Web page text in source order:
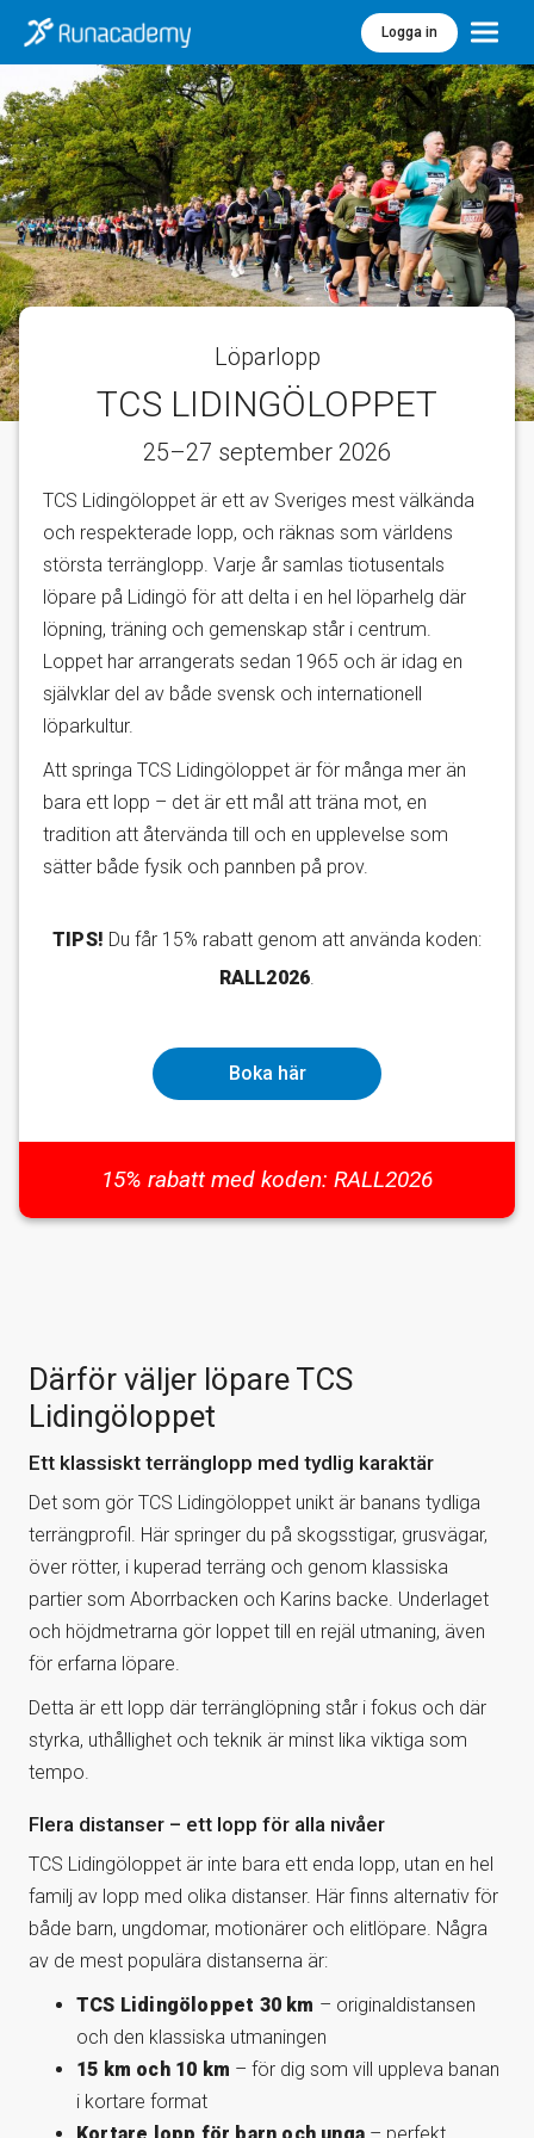
Logga in Meny
Löparlopp
TCS LIDINGÖLOPPET
25–27 september 2026
TCS Lidingöloppet är ett av Sveriges mest välkända
och respekterade lopp, och räknas som världens
största terränglopp. Varje år samlas tiotusentals
löpare på Lidingö för att delta i en hel löparhelg där
löpning, träning och gemenskap står i centrum.
Loppet har arrangerats sedan 1965 och är idag en
självklar del av både svensk och internationell
löparkultur.
Att springa TCS Lidingöloppet är för många mer än
bara ett lopp – det är ett mål att träna mot, en
tradition att återvända till och en upplevelse som
sätter både fysik och pannben på prov.
TIPS! Du får 15% rabatt genom att använda koden:
RALL2026
Boka här
15% rabatt med koden: RALL2026
Därför väljer löpare TCS
Lidingöloppet
Ett klassiskt terränglopp med tydlig karaktär
Det som gör TCS Lidingöloppet unikt är banans tydliga
terrängprofil. Här springer du på skogsstigar, grusvägar,
över rötter, i kuperad terräng och genom klassiska
partier som Aborrbacken och Karins backe. Underlaget
och höjdmetrarna gör loppet till en rejäl utmaning, även
för erfarna löpare.
Detta är ett lopp där terränglöpning står i fokus och där
styrka, uthållighet och teknik är minst lika viktiga som
tempo.
Flera distanser – ett lopp för alla nivåer
TCS Lidingöloppet är inte bara ett enda lopp, utan en hel
familj av lopp med olika distanser. Här finns alternativ för
både barn, ungdomar, motionärer och elitlöpare. Några
av de mest populära distanserna är:
TCS Lidingöloppet 30 km – originaldistansen
och den klassiska utmaningen
15 km och 10 km – för dig som vill uppleva banan
i kortare format
Kortare lopp för barn och unga – perfekt